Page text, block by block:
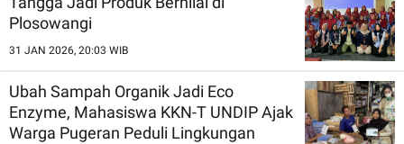
Plosowangi
31 JAN 2026, 20:03 WIB
Ubah Sampah Organik Jadi Eco
Enzyme, Mahasiswa KKN-T UNDIP Ajak
Warga Pugeran Peduli Lingkungan